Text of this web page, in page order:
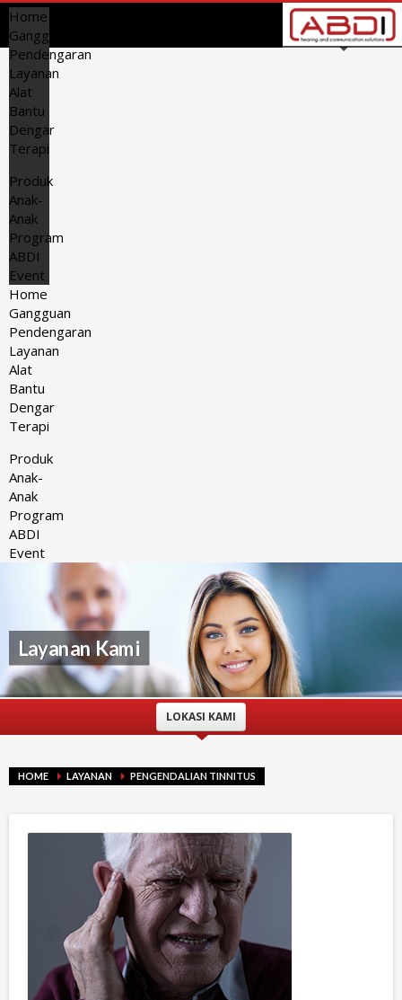
Home
Gangguan
Pendengaran
Layanan
Alat
Bantu
Dengar
Terapi
Produk
Anak-
Anak
Program
ABDI
Event
Home
Gangguan
Pendengaran
Layanan
Alat
Bantu
Dengar
Terapi
Produk
Anak-
Anak
Program
ABDI
Event
Layanan Kami
LOKASI KAMI
HOME LAYANAN PENGENDALIAN TINNITUS